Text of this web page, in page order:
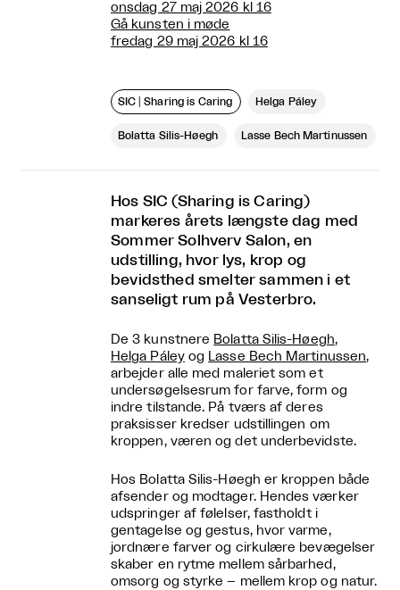
onsdag 27 maj 2026 kl 16
Gå kunsten i møde
fredag 29 maj 2026 kl 16
SIC│Sharing is Caring Helga Páley
Bolatta Silis-Høegh Lasse Bech Martinussen
Hos SIC (Sharing is Caring)
markeres årets længste dag med
Sommer Solhverv Salon, en
udstilling, hvor lys, krop og
bevidsthed smelter sammen i et
sanseligt rum på Vesterbro.
De 3 kunstnere Bolatta Silis-Høegh,
Helga Páleyog Lasse Bech Martinussen,
arbejder alle med maleriet som et
undersøgelsesrum for farve, form og
indre tilstande. På tværs af deres
praksisser kredser udstillingen om
kroppen, væren og det underbevidste.
Hos Bolatta Silis-Høegh er kroppen både
afsender og modtager. Hendes værker
udspringer af følelser, fastholdt i
gentagelse og gestus, hvor varme,
jordnære farver og cirkulære bevægelser
skaber en rytme mellem sårbarhed,
omsorg og styrke – mellem krop og natur.